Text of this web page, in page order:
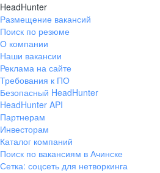
HeadHunter
Размещение вакансий
Поиск по резюме
О компании
Наши вакансии
Реклама на сайте
Требования к ПО
Безопасный HeadHunter
HeadHunter API
Партнерам
Инвесторам
Каталог компаний
Поиск по вакансиям в Ачинске
Сетка: соцсеть для нетворкинга